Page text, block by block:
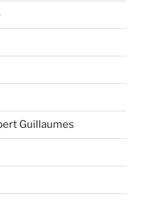
Guillaumes